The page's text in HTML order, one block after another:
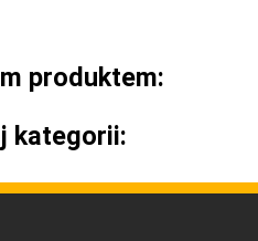
produktem:
kategorii: